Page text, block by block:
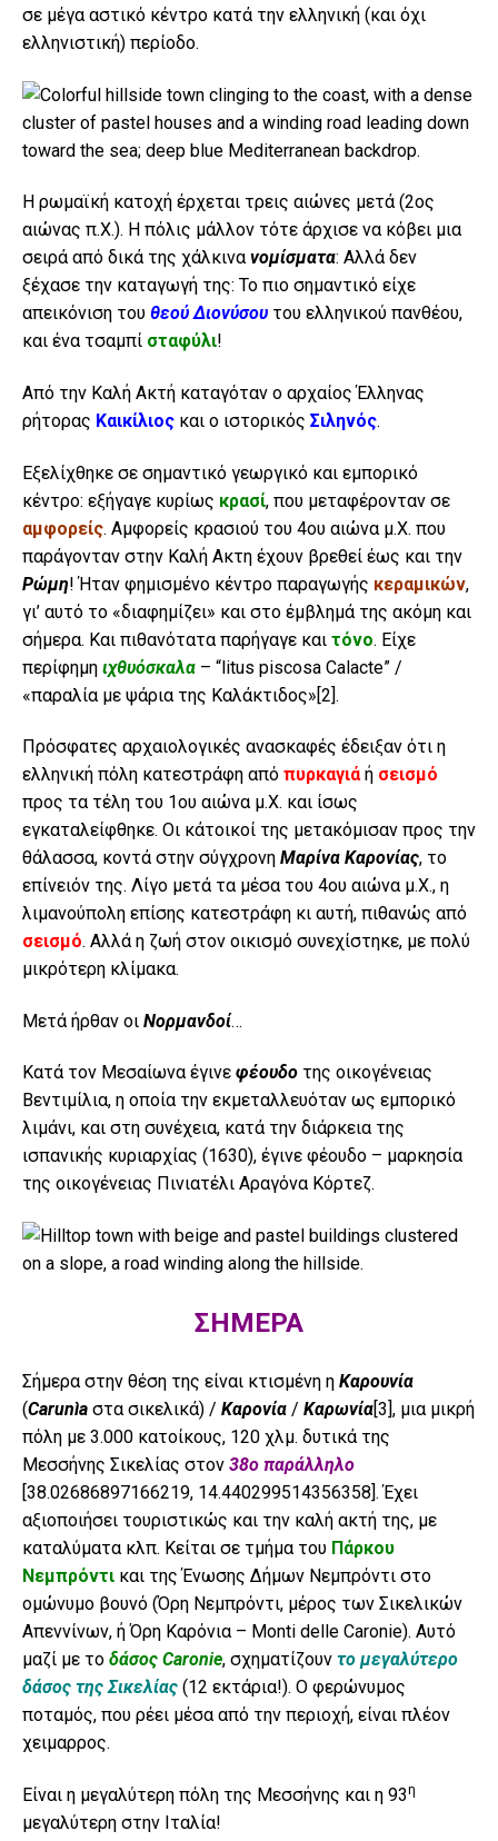
σε μέγα αστικό κέντρο κατά την ελληνική (και όχι
ελληνιστική) περίοδο.
Η ρωμαϊκή κατοχή έρχεται τρεις αιώνες μετά (2ος
αιώνας π.Χ.). Η πόλις μάλλον τότε άρχισε να κόβει μια
σειρά από δικά της χάλκινανομίσματα: Αλλά δεν
ξέχασε την καταγωγή της: Το πιο σημαντικό είχε
απεικόνιση του θεού Διονύσου του ελληνικού πανθέου,
και ένα τσαμπί σταφύλι!
Από την Καλή Ακτή καταγόταν ο αρχαίος Έλληνας
ρήτορας Καικίλιος και ο ιστορικός Σιληνός.
Εξελίχθηκε σε σημαντικό γεωργικό και εμπορικό
κέντρο: εξήγαγε κυρίως κρασί, που μεταφέρονταν σε
αμφορείς. Αμφορείς κρασιού του 4ου αιώνα μ.Χ. που
παράγονταν στην Καλή Ακτη έχουν βρεθεί έως και την
Ρώμη! Ήταν φημισμένο κέντρο παραγωγής κεραμικών,
γι’ αυτό το «διαφημίζει» και στο έμβλημά της ακόμη και
σήμερα. Και πιθανότατα παρήγαγε και τόνο. Είχε
περίφημη ιχθυόσκαλα – “litus piscosa Calacte” /
«παραλία με ψάρια της Καλάκτιδος»[2].
Πρόσφατες αρχαιολογικές ανασκαφές έδειξαν ότι η
ελληνική πόλη κατεστράφη από πυρκαγιά ή σεισμό
προς τα τέλη του 1ου αιώνα μ.Χ. και ίσως
εγκαταλείφθηκε. Οι κάτοικοί της μετακόμισαν προς την
θάλασσα, κοντά στην σύγχρονη Μαρίνα Καρονίας, το
επίνειόν της. Λίγο μετά τα μέσα του 4ου αιώνα μ.Χ., η
λιμανούπολη επίσης κατεστράφη κι αυτή, πιθανώς από
σεισμό. Αλλά η ζωή στον οικισμό συνεχίστηκε, με πολύ
μικρότερη κλίμακα.
Μετά ήρθαν οι Νορμανδοί…
Κατά τον Μεσαίωνα έγινε φέουδο της οικογένειας
Βεντιμίλια, η οποία την εκμεταλλευόταν ως εμπορικό
λιμάνι, και στη συνέχεια, κατά την διάρκεια της
ισπανικής κυριαρχίας (1630), έγινε φέουδο – μαρκησία
της οικογένειας Πινιατέλι Αραγόνα Κόρτεζ.
ΣΗΜΕΡΑ
Σήμερα στην θέση της είναι κτισμένη η Καρουνία
(Carunìa στα σικελικά) / Καρονία / Καρωνία[3], μια μικρή
πόλη με 3.000 κατοίκους, 120 χλμ. δυτικά της
Μεσσήνης Σικελίας στον 38o παράλληλο
[38.02686897166219, 14.440299514356358]. Έχει
αξιοποιήσει τουριστικώς και την καλή ακτή της, με
καταλύματα κλπ. Κείται σε τμήμα του Πάρκου
Νεμπρόντι και της Ένωσης Δήμων Νεμπρόντι στο
ομώνυμο βουνό (Όρη Νεμπρόντι, μέρος των Σικελικών
Απεννίνων, ή Όρη Καρόνια – Monti delle Caronie). Αυτό
μαζί με το δάσος Caronie, σχηματίζουν το μεγαλύτερο
δάσος της Σικελίας (12 εκτάρια!). Ο φερώνυμος
ποταμός, που ρέει μέσα από την περιοχή, είναι πλέον
χειμαρρος.
Είναι η μεγαλύτερη πόλη της Μεσσήνης και η 93η
μεγαλύτερη στην Ιταλία!